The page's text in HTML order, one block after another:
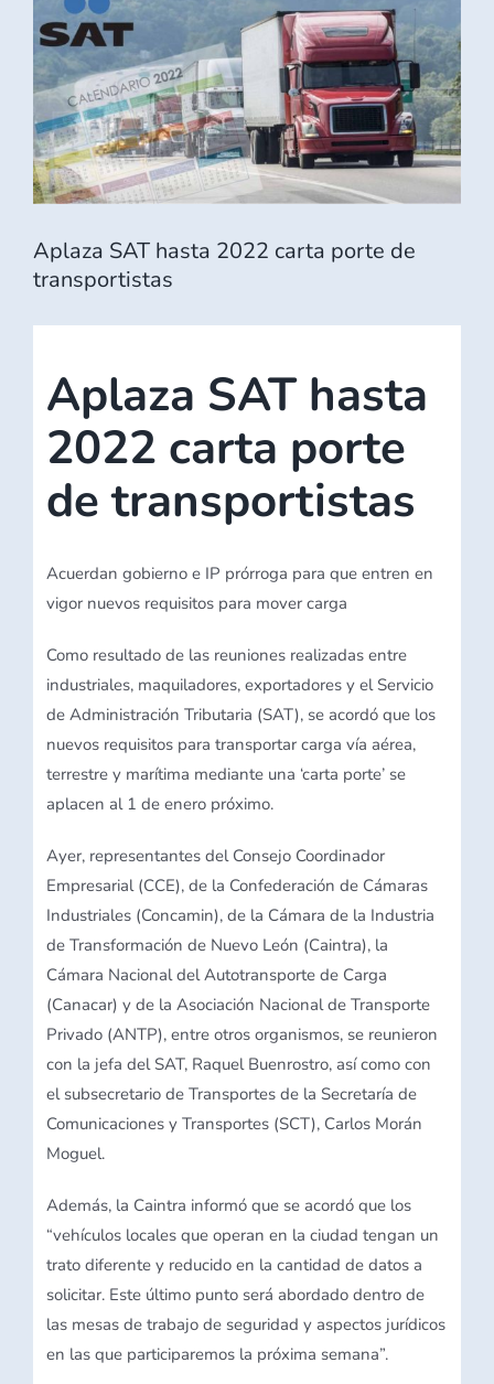
imagen
más
grande
Aplaza SAT hasta 2022 carta porte de
transportistas
Aplaza SAT hasta
2022 carta porte
de transportistas
Acuerdan gobierno e IP prórroga para que entren en
vigor nuevos requisitos para mover carga
Como resultado de las reuniones realizadas entre
industriales, maquiladores, exportadores y el Servicio
de Administración Tributaria (SAT), se acordó que los
nuevos requisitos para transportar carga vía aérea,
terrestre y marítima mediante una ‘carta porte’ se
aplacen al 1 de enero próximo.
Ayer, representantes del Consejo Coordinador
Empresarial (CCE), de la Confederación de Cámaras
Industriales (Concamin), de la Cámara de la Industria
de Transformación de Nuevo León (Caintra), la
Cámara Nacional del Autotransporte de Carga
(Canacar) y de la Asociación Nacional de Transporte
Privado (ANTP), entre otros organismos, se reunieron
con la jefa del SAT, Raquel Buenrostro, así como con
el subsecretario de Transportes de la Secretaría de
Comunicaciones y Transportes (SCT), Carlos Morán
Moguel.
Además, la Caintra informó que se acordó que los
“vehículos locales que operan en la ciudad tengan un
trato diferente y reducido en la cantidad de datos a
solicitar. Este último punto será abordado dentro de
las mesas de trabajo de seguridad y aspectos jurídicos
en las que participaremos la próxima semana”.